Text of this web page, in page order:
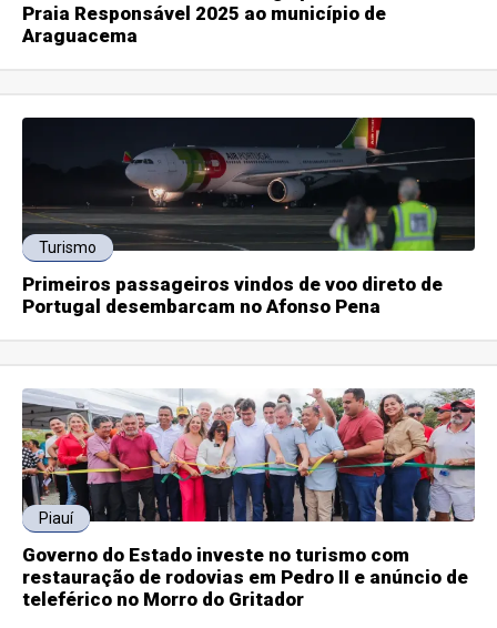
Praia Responsável 2025 ao município de
Araguacema
Turismo
Primeiros passageiros vindos de voo direto de
Portugal desembarcam no Afonso Pena
Piauí
Governo do Estado investe no turismo com
restauração de rodovias em Pedro II e anúncio de
teleférico no Morro do Gritador